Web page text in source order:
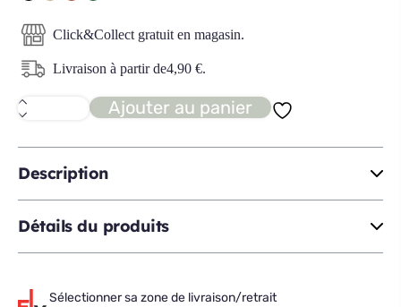
Click&Collect gratuit en magasin.
Livraison à partir de4,90 €.
quantité
de
Set
de
table
Ajouter au panier
Description
Détails du produits
Sélectionner sa zone de livraison/retrait